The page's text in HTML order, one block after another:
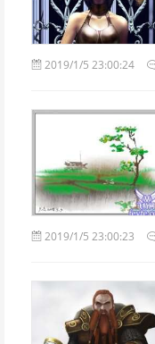
2019/1/5 23:00:24
2019/1/5 23:00:23